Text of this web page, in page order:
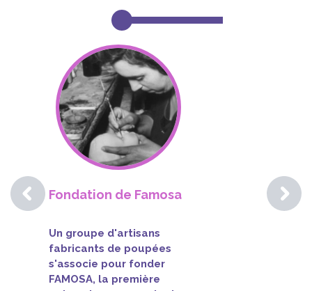
Fondation de Famosa
Un groupe d'artisans
fabricants de poupées
s'associe pour fonder
FAMOSA, la première